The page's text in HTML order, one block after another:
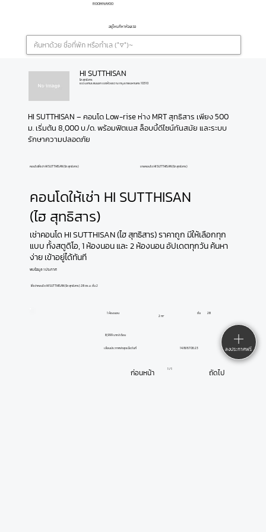
ROOMNAYOO
อยู่ไหนก็หาห้องเจอ
HI SUTTHISAN
ไฮ สุทธิสาร
แขวงสามเสนนอก เขตห้วยขวาง กรุงเทพมหานคร 10310
HI SUTTHISAN – คอนโด Low-rise ห่าง MRT สุทธิสาร เพียง 500
ม. เริ่มต้น 8,000 บ./ด. พร้อมฟิตเนส ล็อบบี้ดีไซน์ทันสมัย และระบบ
รักษาความปลอดภัย
คอนโดให้เช่า HI SUTTHISAN (ไฮ สุทธิสาร) ขายคอนโด HI SUTTHISAN (ไฮ สุทธิสาร)
พบข้อมูล 1 ประกาศ
เช่าคอนโด HI SUTTHISAN (ไฮ สุทธิสาร) ราคาถูก มีให้เลือกทุก
แบบ ทั้งสตูดิโอ, 1 ห้องนอน และ 2 ห้องนอน อัปเดตทุกวัน ค้นหา
ง่าย เข้าอยู่ได้ทันที
คอนโดให้เช่า HI SUTTHISAN
(ไฮ สุทธิสาร)
ให้เช่าคอนโด HI SUTTHISAN (ไฮ สุทธิสาร) 28 ตร.ม. ชั้น 2
8,999 บาท/เดือน
1 ห้องนอน
2 m²
ชั้น 28
เลื่อนประกาศล่าสุดเมื่อวันที่ 14/8/67 06:23
ถัดไป
ก่อนหน้า 1 / 1
ลงประกาศฟรี